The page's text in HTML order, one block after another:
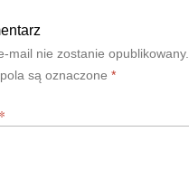
mail nie zostanie opublikowany.
są oznaczone *
*